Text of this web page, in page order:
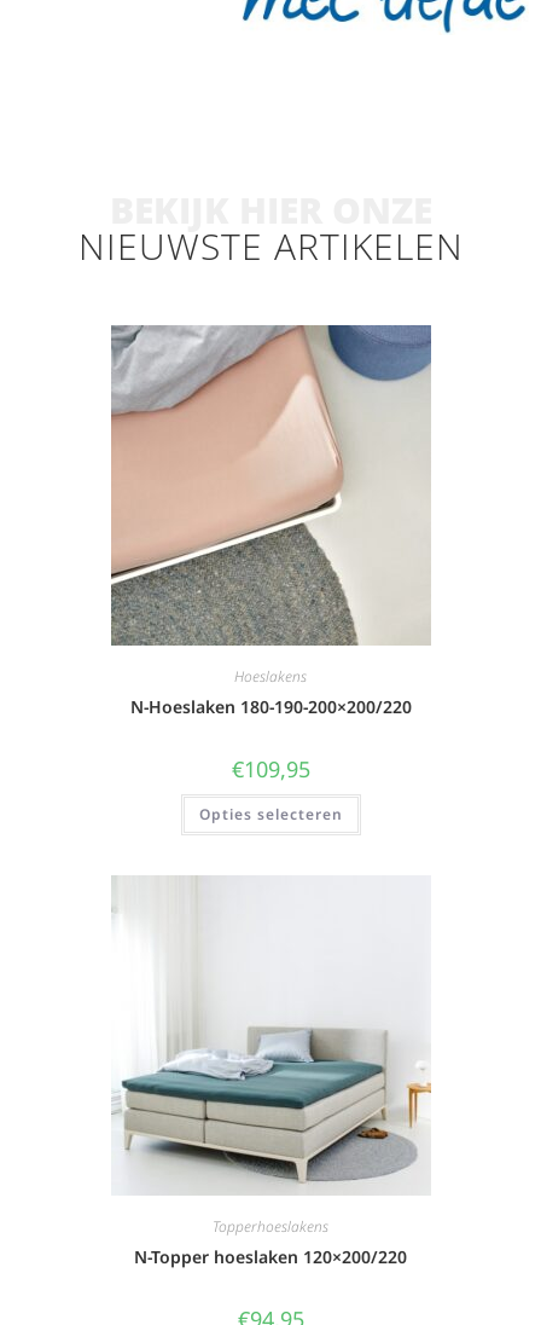
NIEUWSTE ARTIKELEN
Hoeslakens
N-Hoeslaken 180-190-200×200/220
€109,95
Opties selecteren
Topperhoeslakens
N-Topper hoeslaken 120×200/220
€94,95